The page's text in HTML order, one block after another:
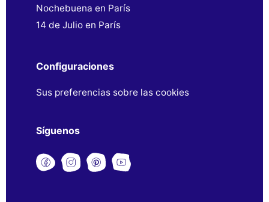
Nochebuena en París
14 de Julio en París
Configuraciones
Sus preferencias sobre las cookies
Síguenos